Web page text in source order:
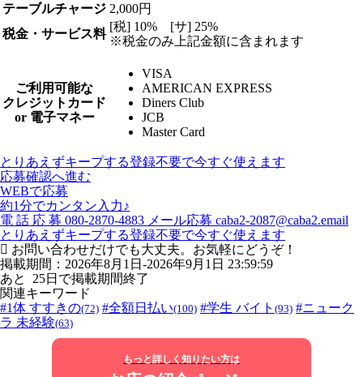
テーブルチャージ 2,000円
税金・サービス料
[税] 10% [サ] 25%
※税金のみ上記金額に含まれます
ご利用可能な
クレジットカード
or 電子マネー
VISA
AMERICAN EXPRESS
Diners Club
JCB
Master Card
とりあえずキープする登録不要で今すぐ使えます
応募確認へ進む
WEBで応募
約1分でカンタン入力♪
電 話 応 募 080-2870-4883 メール応募 caba2-2087@caba2.email
とりあえずキープする登録不要で今すぐ使えます
お問い合わせだけでも大丈夫。お気軽にどうぞ！
掲載期間：2026年8月1日-2026年9月1日 23:59:59
あと 25日で掲載期間終了
関連キーワード
#1体 すすきの(72) #全額日払い(100) #学生 バイト (93) #ニューク
ラ 未経験(63)
もっと詳しく知りたい方は